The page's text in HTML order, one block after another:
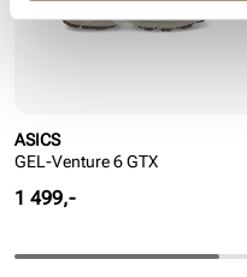
ASICS
GEL-Venture 6 GTX
Pris
1 499,-